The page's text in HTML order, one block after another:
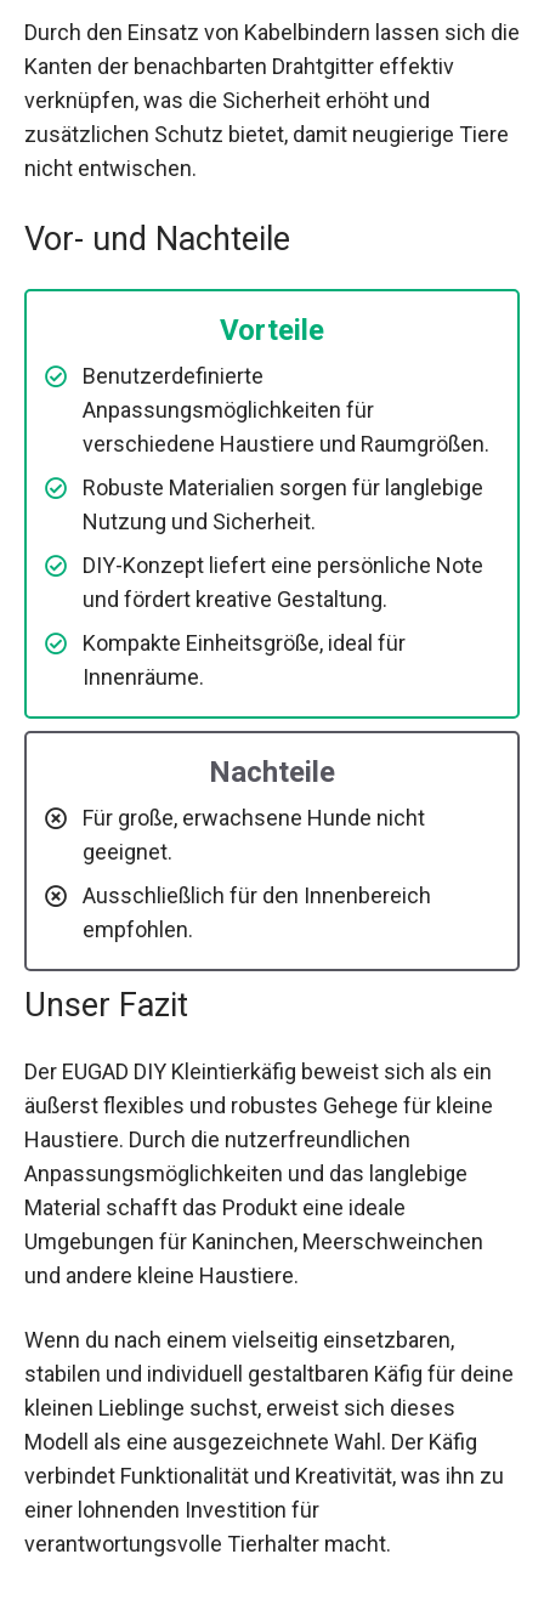
Durch den Einsatz von Kabelbindern lassen sich die
Kanten der benachbarten Drahtgitter effektiv
verknüpfen, was die Sicherheit erhöht und
zusätzlichen Schutz bietet, damit neugierige Tiere
nicht entwischen.
Vor- und Nachteile
Vorteile
Benutzerdefinierte
Anpassungsmöglichkeiten für
verschiedene Haustiere und Raumgrößen.
Robuste Materialien sorgen für langlebige
Nutzung und Sicherheit.
DIY-Konzept liefert eine persönliche Note
und fördert kreative Gestaltung.
Kompakte Einheitsgröße, ideal für
Innenräume.
Nachteile
Für große, erwachsene Hunde nicht
geeignet.
Ausschließlich für den Innenbereich
empfohlen.
Unser Fazit
Der EUGAD DIY Kleintierkäfig beweist sich als ein
äußerst flexibles und robustes Gehege für kleine
Haustiere. Durch die nutzerfreundlichen
Anpassungsmöglichkeiten und das langlebige
Material schafft das Produkt eine ideale
Umgebungen für Kaninchen, Meerschweinchen
und andere kleine Haustiere.
Wenn du nach einem vielseitig einsetzbaren,
stabilen und individuell gestaltbaren Käfig für deine
kleinen Lieblinge suchst, erweist sich dieses
Modell als eine ausgezeichnete Wahl. Der Käfig
verbindet Funktionalität und Kreativität, was ihn zu
einer lohnenden Investition für
verantwortungsvolle Tierhalter macht.